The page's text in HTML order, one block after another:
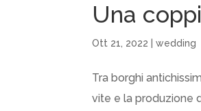
Una
Ott 21, 2022 |wedding
Tra borghi
vite e la produzione